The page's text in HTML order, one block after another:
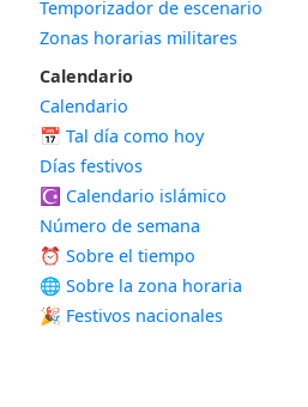
Temporizador de escenario
Zonas horarias militares
Calendario
Calendario
📅 Tal día como hoy
Días festivos
☪️ Calendario islámico
Número de semana
⏰ Sobre el tiempo
🌐 Sobre la zona horaria
🎉 Festivos nacionales